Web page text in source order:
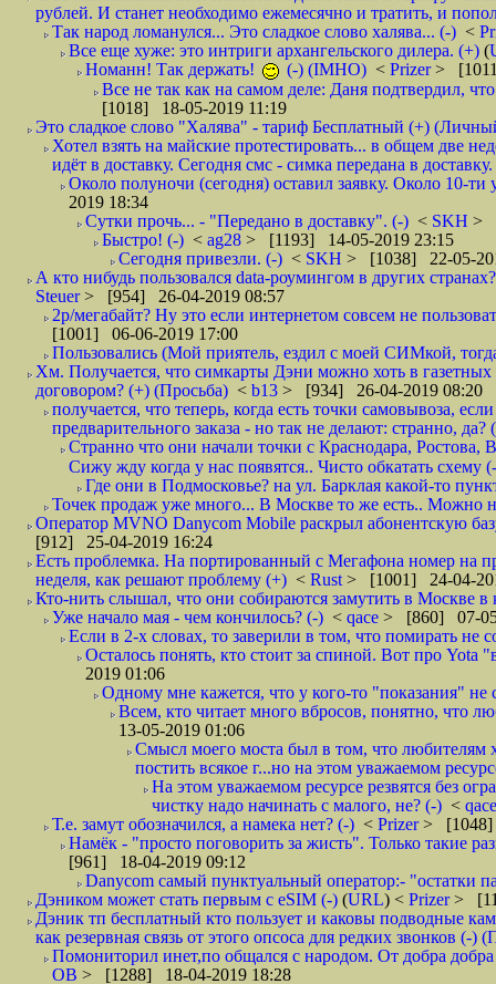
рублей. И станет необходимо ежемесячно и тратить, и
Так народ ломанулся... Это сладкое слово халява... (-) <
Все еще хуже: это интриги архангельского дилера. (+) (
Номанн! Так держать!
(-) (IMHO) < Prizer>
Все не так как на самом деле: Даня подтвердил,
[1018] 18-05-2019 11:19
Это сладкое слово "Халява" - тариф Бесплатный (+)
Хотел взять на майские протестировать... в общем две
идёт в доставку. Сегодня смс - симка передана в
Около полуночи (сегодня) оставил заявку. Около 10-ти
2019 18:34
Сутки прочь... - "Передано в доставку". (-) < SKH >
Быстро! (-) < ag28 > [1193] 14-05-2019 23:15
Сегодня привезли. (-) < SKH > [1038] 22-05-
А кто нибудь пользовался data-роумингом в других
Steuer> [954] 26-04-2019 08:57
2р/мегабайт? Ну это если интернетом совсем не
[1001] 06-06-2019 17:00
Пользовались (Мой приятель, ездил с моей СИМкой,
Хм. Получается, что симкарты Дэни можно хоть в газетных
договором? (+) (Просьба) < b13 > [934] 26-04-2019 08:20
получается, что теперь, когда есть точки самовывоза,
предварительного заказа - но так не делают: странно, да?
Странно что они начали точки с Краснодара,
Сижу жду когда у нас появятся.. Чисто обкатать схему
Где они в Подмосковье? на ул. Барклая какой-то
Точек продаж уже много... В Москве то же есть.. Можно
Оператор MVNO Danycom Mobile раскрыл абонентскую
[912] 25-04-2019 16:24
Есть проблемка. На портированный с Мегафона номер на
неделя, как решают проблему (+) < Rust > [1001] 24-04-
Кто-нить слышал, что они собираются замутить в Москве в
Уже начало мая - чем кончилось? (-) < qace > [860] 07-
Если в 2-х словах, то заверили в том, что помирать не
Осталось понять, кто стоит за спиной. Вот про Yota
2019 01:06
Одному мне кажется, что у кого-то "показания" не
Всем, кто читает много вбросов, понятно, что
13-05-2019 01:06
Смысл моего моста был в том, что любителям
постить всякое г...но на этом уважаемом
На этом уважаемом ресурсе резвятся без
чистку надо начинать с малого, не? (-) <
Т.е. замут обозначился, а намека нет? (-) < Prizer> [1048]
Намёк - "просто поговорить за жисть". Только такие
[961] 18-04-2019 09:12
Danycom самый пунктуальный оператор:- "остатки
Дэником может стать первым с еSIM (-) (URL) < Prizer>
Дэник тп бесплатный кто пользует и каковы подводные
как резервная связь от этого опсоса для редких звонков (-)
Помониторил инет,по общался с народом. От добра
ОВ > [1288] 18-04-2019 18:28